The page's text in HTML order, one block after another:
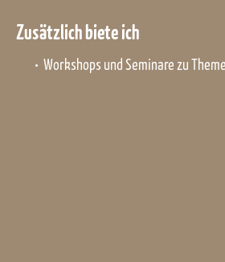
Workshops und Seminare zu
Zusätzlich biete ich